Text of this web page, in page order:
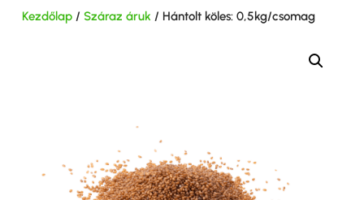
Kezdőlap/ Száraz áruk / Hántolt köles: 0,5kg/csomag